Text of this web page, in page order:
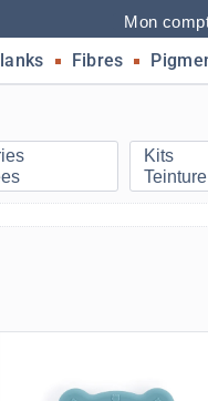
Mon
Fibres
Kits
Teinture